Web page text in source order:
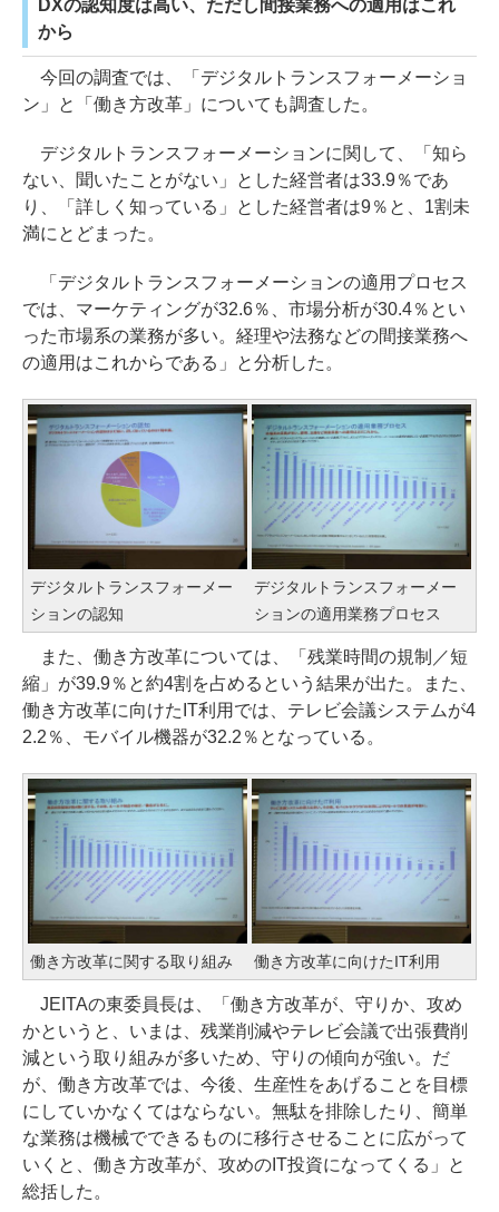
DXの認知度は高い、ただし間接業務への適用はこれ
から
今回の調査では、「デジタルトランスフォーメーショ
ン」と「働き方改革」についても調査した。
デジタルトランスフォーメーションに関して、「知ら
ない、聞いたことがない」とした経営者は33.9％であ
り、「詳しく知っている」とした経営者は9％と、1割未
満にとどまった。
「デジタルトランスフォーメーションの適用プロセス
では、マーケティングが32.6％、市場分析が30.4％とい
った市場系の業務が多い。経理や法務などの間接業務へ
の適用はこれからである」と分析した。
デジタルトランスフォーメー
ションの認知
デジタルトランスフォーメー
ションの適用業務プロセス
また、働き方改革については、「残業時間の規制／短
縮」が39.9％と約4割を占めるという結果が出た。また、
働き方改革に向けたIT利用では、テレビ会議システムが4
2.2％、モバイル機器が32.2％となっている。
働き方改革に関する取り組み 働き方改革に向けたIT利用
JEITAの東委員長は、「働き方改革が、守りか、攻め
かというと、いまは、残業削減やテレビ会議で出張費削
減という取り組みが多いため、守りの傾向が強い。だ
が、働き方改革では、今後、生産性をあげることを目標
にしていかなくてはならない。無駄を排除したり、簡単
な業務は機械でできるものに移行させることに広がって
いくと、働き方改革が、攻めのIT投資になってくる」と
総括した。